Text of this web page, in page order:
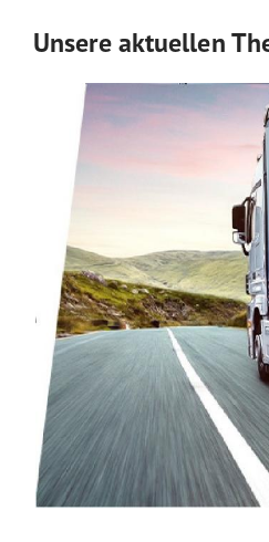
Unsere aktuellen